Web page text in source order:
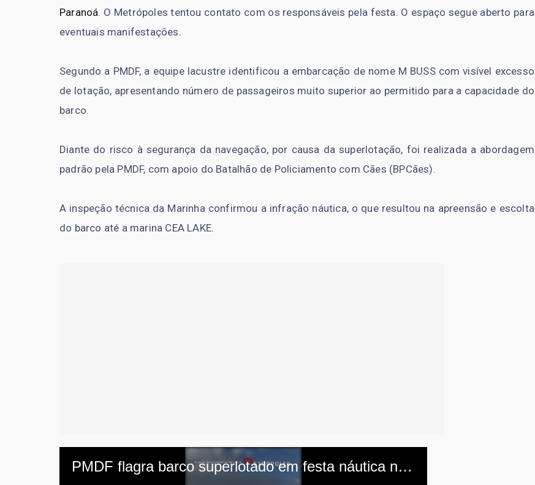
Paranoá. O Metrópoles tentou contato com os responsáveis pela festa. O espaço segue aberto para
eventuais manifestações.
Segundo a PMDF, a equipe lacustre identificou a embarcação de nome M BUSS com visível excesso
de lotação, apresentando número de passageiros muito superior ao permitido para a capacidade do
barco.
Diante do risco à segurança da navegação, por causa da superlotação, foi realizada a abordagem
padrão pela PMDF, com apoio do Batalhão de Policiamento com Cães (BPCães).
A inspeção técnica da Marinha confirmou a infração náutica, o que resultou na apreensão e escolta
do barco até a marina CEA LAKE.